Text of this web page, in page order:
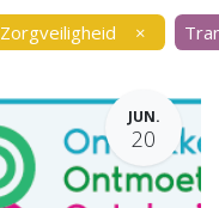
Zorgveiligheid ×
JUN.
20